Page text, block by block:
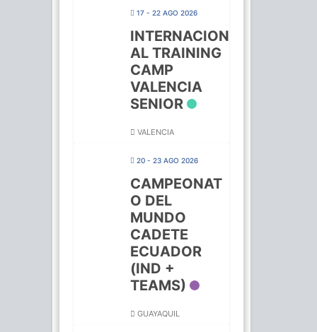
17 - 22 AGO 2026
INTERNACION
AL TRAINING
CAMP
VALENCIA
SENIOR
VALENCIA
20 - 23 AGO 2026
CAMPEONAT
O DEL
MUNDO
CADETE
ECUADOR
(IND +
TEAMS)
GUAYAQUIL